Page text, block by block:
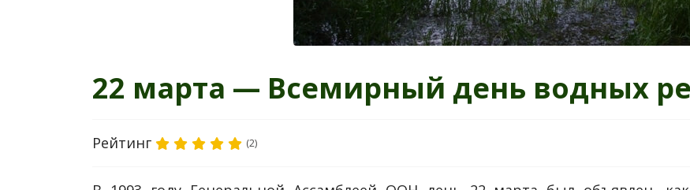
22 марта — Всемирный день водных
Рейтинг (2)